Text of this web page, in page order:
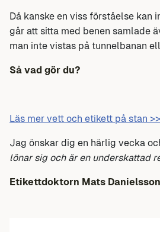
Då kanske en viss förståelse kan
går att sitta med benen samlade
man inte vistas på tunnelbanan
Så vad gör du?
Läs mer vett och etikett på stan >>
Jag önskar dig en härlig vecka
lönar sig och är en underskattad
Etikettdoktorn Mats Danielsson